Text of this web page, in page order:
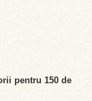
pentru 150 de